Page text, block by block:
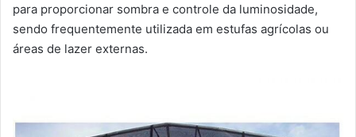
para proporcionar sombra e controle da luminosidade,
sendo frequentemente utilizada em estufas agrícolas ou
áreas de lazer externas.